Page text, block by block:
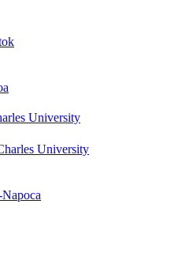
University
University